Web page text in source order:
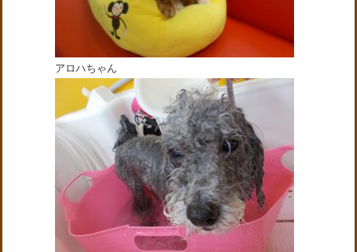
アロハちゃん